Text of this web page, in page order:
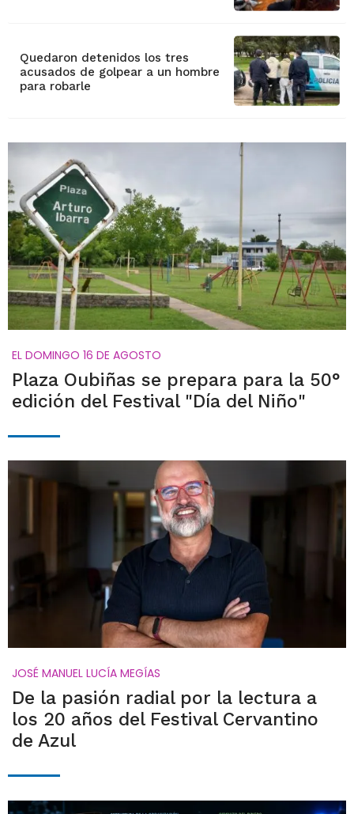
Quedaron detenidos los tres
acusados de golpear a un hombre
para robarle
EL DOMINGO 16 DE AGOSTO
Plaza Oubiñas se prepara para la 50°
edición del Festival "Día del Niño"
JOSÉ MANUEL LUCÍA MEGÍAS
De la pasión radial por la lectura a
los 20 años del Festival Cervantino
de Azul